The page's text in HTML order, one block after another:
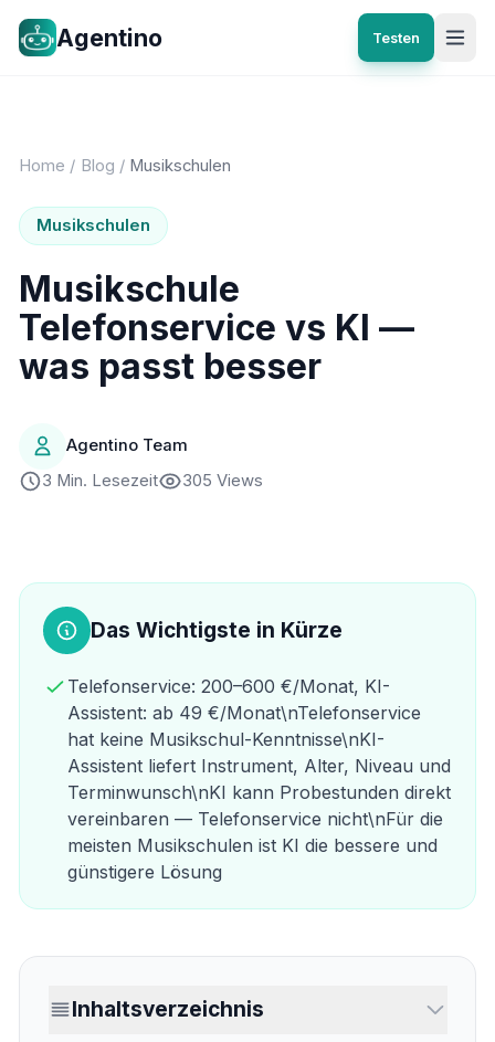
Agentino Testen
Home / Blog / Musikschulen
Musikschulen
Musikschule
Telefonservice vs KI —
was passt besser
Agentino Team
3 Min. Lesezeit
305 Views
Das Wichtigste in Kürze
Telefonservice: 200–600 €/Monat, KI-
Assistent: ab 49 €/Monat\nTelefonservice
hat keine Musikschul-Kenntnisse\nKI-
Assistent liefert Instrument, Alter, Niveau und
Terminwunsch\nKI kann Probestunden direkt
vereinbaren — Telefonservice nicht\nFür die
meisten Musikschulen ist KI die bessere und
günstigere Lösung
Inhaltsverzeichnis